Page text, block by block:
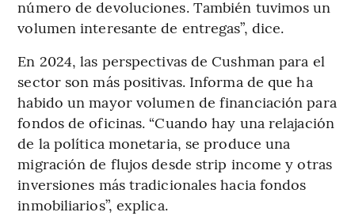
número de devoluciones. También tuvimos un
volumen interesante de entregas”, dice.
En 2024, las perspectivas de Cushman para el
sector son más positivas. Informa de que ha
habido un mayor volumen de financiación para
fondos de oficinas. “Cuando hay una relajación
de la política monetaria, se produce una
migración de flujos desde strip income y otras
inversiones más tradicionales hacia fondos
inmobiliarios”, explica.